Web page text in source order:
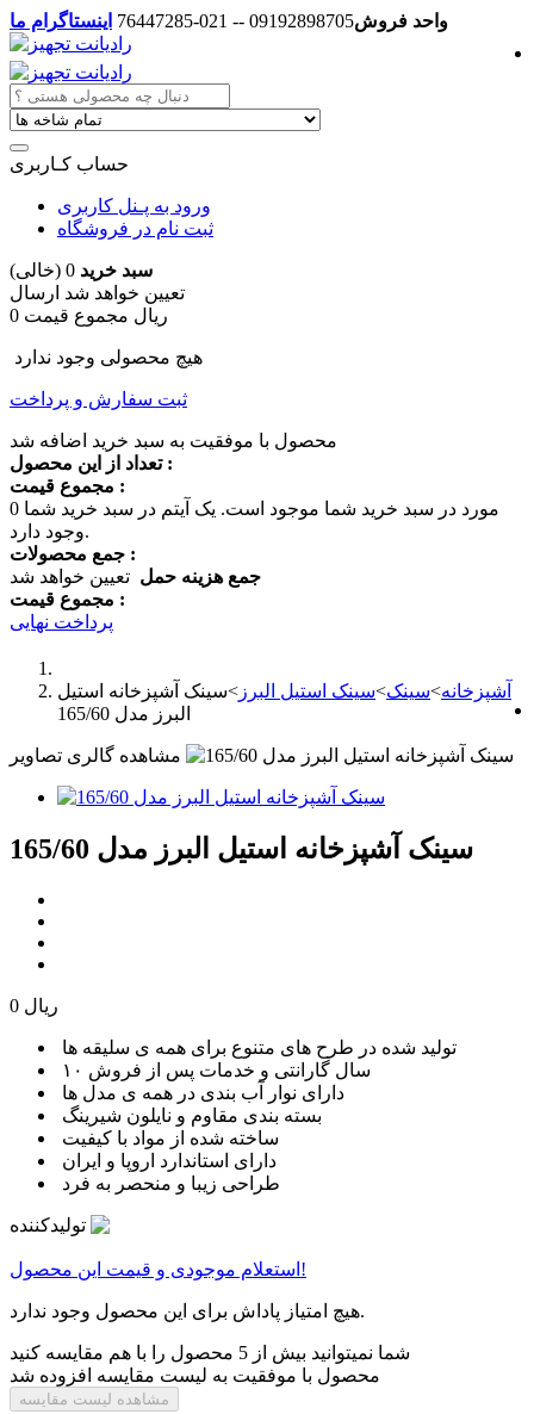
واحد فروش09192898705 -- 021-76447285 اینستاگرام ما
حساب کـاربری
ورود به پـنل کاربری
ثبت نام در فروشگاه
سبد خرید 0 (خالی)
تعیین خواهد شد ارسال
0 ریال مجموع قیمت
هیچ محصولی وجود ندارد
ثبت سفارش و پرداخت
محصول با موفقیت به سبد خرید اضافه شد
تعداد از این محصول :
مجموع قیمت :
0
مورد در سبد خرید شما موجود است. یک آیتم در سبد خرید شما
وجود دارد.
جمع محصولات :
جمع هزینه حمل تعیین خواهد شد
مجموع قیمت :
پرداخت نهایی
آشپزخانه>سینک>سینک استیل البرز >سینک آشپزخانه استیل
البرز مدل 165/60
مشاهده گالری تصاویر
سینک آشپزخانه استیل البرز مدل 165/60
0 ریال
تولید شده در طرح های متنوع برای همه ی سلیقه ها
۱۰ سال گارانتی و خدمات پس از فروش
دارای نوار آب بندی در همه ی مدل ها
بسته بندی مقاوم و نایلون شیرینگ
ساخته شده از مواد با کیفیت
دارای استاندارد اروپا و ایران
طراحی زیبا و منحصر به فرد
تولیدکننده
استعلام موجودی و قیمت این محصول!
هیچ امتیاز پاداش برای این محصول وجود ندارد.
شما نمیتوانید بیش از 5 محصول را با هم مقایسه کنید
محصول با موفقیت به لیست مقایسه افزوده شد
مشاهده لیست مقایسه